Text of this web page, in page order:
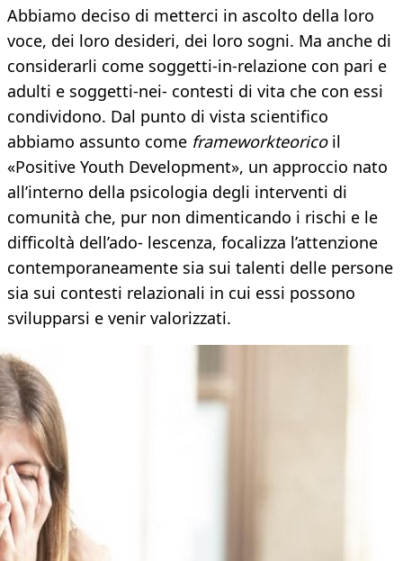
Abbiamo deciso di metterci in ascolto della loro
voce, dei loro desideri, dei loro sogni. Ma anche di
considerarli come soggetti-in-relazione con pari e
adulti e soggetti-nei- contesti di vita che con essi
condividono. Dal punto di vista scientifico
abbiamo assunto come frameworkteoricoil
«Positive Youth Development», un approccio nato
all’interno della psicologia degli interventi di
comunità che, pur non dimenticando i rischi e le
difficoltà dell’ado- lescenza, focalizza l’attenzione
contemporaneamente sia sui talenti delle persone
sia sui contesti relazionali in cui essi possono
svilupparsi e venir valorizzati.